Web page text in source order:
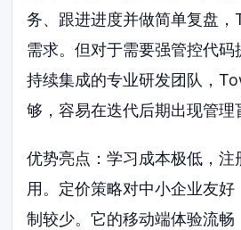
务、跟进进度并做简单复盘
需求。但对于需要强管控代码
持续集成的专业研发团队，
够，容易在迭代后期出现管理
优势亮点：学习成本极低，注
用。定价策略对中小企业友好
制较少。它的移动端体验流畅